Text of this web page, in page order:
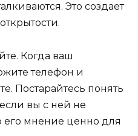
Это создает
Когда ваш
телефон и
Постарайтесь понять
вы с ней не
его мнение ценно для